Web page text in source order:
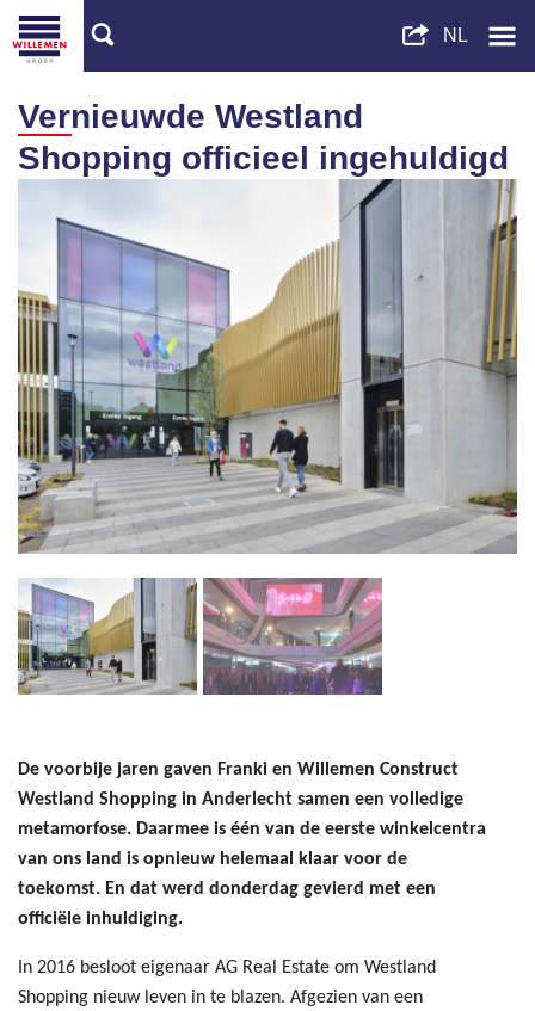
Vernieuwde Westland
Shopping officieel ingehuldigd
De voorbije jaren gaven Franki en Willemen Construct
Westland Shopping in Anderlecht samen een volledige
metamorfose. Daarmee is één van de eerste winkelcentra
van ons land is opnieuw helemaal klaar voor de
toekomst. En dat werd donderdag gevierd met een
officiële inhuldiging.
In 2016 besloot eigenaar AG Real Estate om Westland
Shopping nieuw leven in te blazen. Afgezien van een